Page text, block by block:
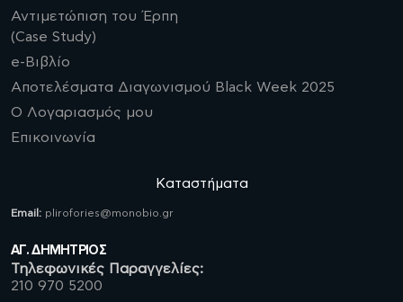
Αντιμετώπιση του Έρπη
(Case Study)
e-Βιβλίο
Αποτελέσματα Διαγωνισμού Black Week 2025
Ο Λογαριασμός μου
Επικοινωνία
Καταστήματα
Email: plirofories@monobio.gr
ΑΓ. ΔΗΜΗΤΡΙΟΣ
Τηλεφωνικές Παραγγελίες:
210 970 5200